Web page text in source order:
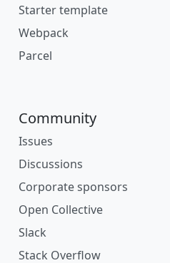
Starter template
Webpack
Parcel
Community
Issues
Discussions
Corporate sponsors
Open Collective
Slack
Stack Overflow